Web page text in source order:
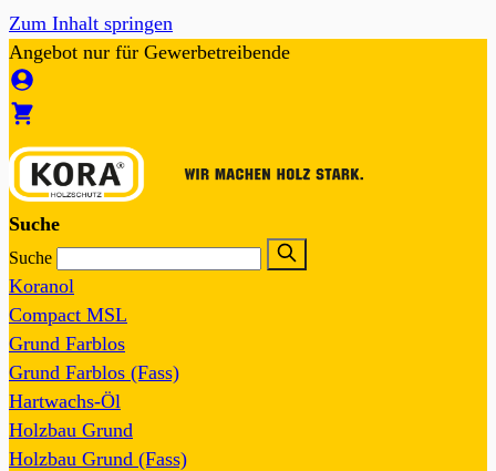
Zum Inhalt springen
Angebot nur für Gewerbetreibende
Suche
Suche
Koranol
Compact MSL
Grund Farblos
Grund Farblos (Fass)
Hartwachs-Öl
Holzbau Grund
Holzbau Grund (Fass)